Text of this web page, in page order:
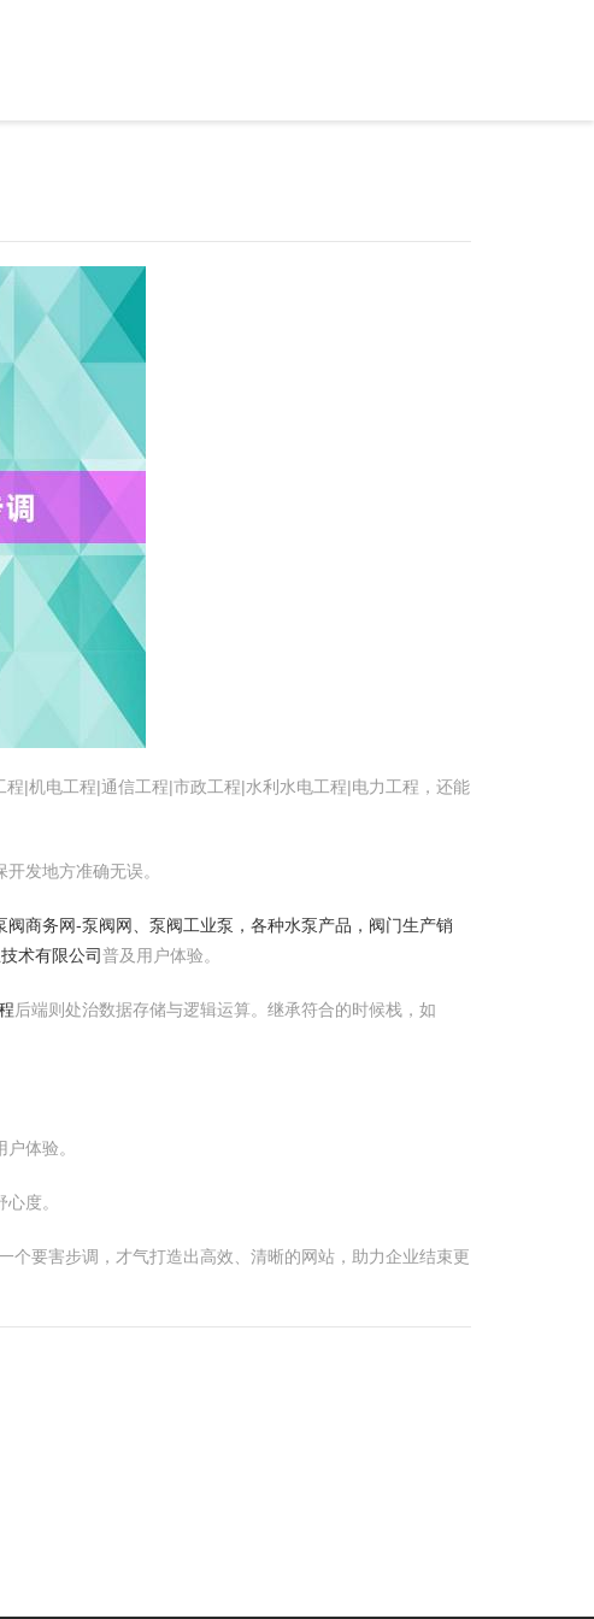
|机电工程|通信工程|市政工程|水利水电工程|电力工程，还能
发地方准确无误。
阀商务网-泵阀网、泵阀工业泵，各种水泵产品，阀门生产销
术有限公司普及用户体验。
后端则处治数据存储与逻辑运算。继承符合的时候栈，如
体验。
度。
要害步调，才气打造出高效、清晰的网站，助力企业结束更